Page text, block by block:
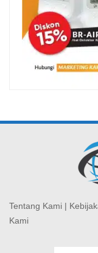
Tentang Kami |
Kami